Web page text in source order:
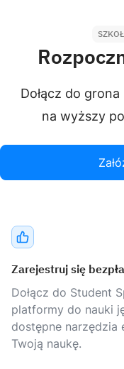
Dołącz do
na wyższy
Zarejestruj się
Dołącz do Student
platformy do nauki
dostępne narzędzia
Twoją naukę.